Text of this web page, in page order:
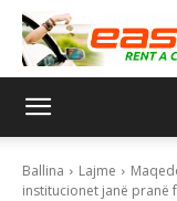
Ballina Lajme
institucionet janë pranë